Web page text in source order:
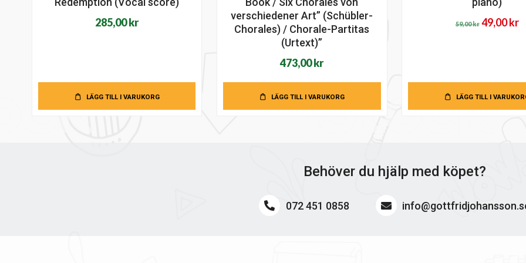
285,00kr
LÄGG TILL I VARUKORG
verschiedener Art” (Schübler-
Chorales) / Chorale-Partitas
(Urtext)”
473,00kr
LÄGG TILL I VARUKORG
59,00kr Det
59,00 kr.
49,00kr
LÄGG TILL I
Behöver du hjälp med köpet?
072 451 0858